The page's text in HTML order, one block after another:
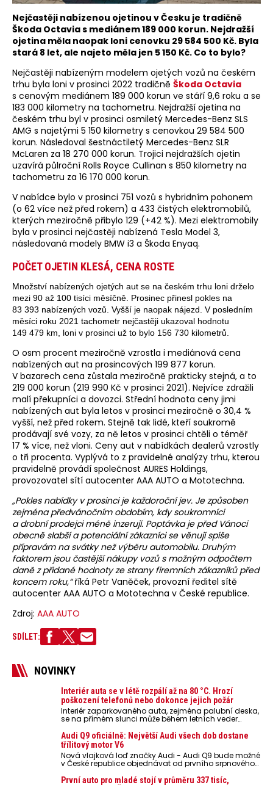
Nejčastěji nabízenou ojetinou v Česku je tradičně
Škoda Octavia s mediánem 189 000 korun. Nejdražší
ojetina měla naopak loni cenovku 29 584 500 Kč. Byla
stará 8 let, ale najeto měla jen 5 150 Kč. Co to bylo?
Nejčastěji nabízeným modelem ojetých vozů na českém
trhu byla loni v prosinci 2022 tradičně Škoda Octavia
s cenovým mediánem 189 000 korun ve stáří 9,6 roku a se
183 000 kilometry na tachometru. Nejdražší ojetina na
českém trhu byl v prosinci osmiletý Mercedes-Benz SLS
AMG s najetými 5 150 kilometry s cenovkou 29 584 500
korun. Následoval šestnáctiletý Mercedes-Benz SLR
McLaren za 18 270 000 korun. Trojici nejdražších ojetin
uzavírá půlroční Rolls Royce Cullinan s 850 kilometry na
tachometru za 16 170 000 korun.
V nabídce bylo v prosinci 751 vozů s hybridním pohonem
(o 62 více než před rokem) a 433 čistých elektromobilů,
kterých meziročně přibylo 129 (+42 %). Mezi elektromobily
byla v prosinci nejčastěji nabízená Tesla Model 3,
následovaná modely BMW i3 a Škoda Enyaq.
POČET OJETIN KLESÁ, CENA ROSTE
Množství nabízených ojetých aut se na českém trhu loni drželo
mezi 90 až 100 tisíci měsíčně. Prosinec přinesl pokles na
83 393 nabízených vozů. Vyšší je naopak nájezd. V posledním
měsíci roku 2021 tachometr nejčastěji ukazoval hodnotu
149 479 km, loni v prosinci už to bylo 156 730 kilometrů.
O osm procent meziročně vzrostla i mediánová cena
nabízených aut na prosincových 199 877 korun.
V bazarech cena zůstala meziročně prakticky stejná, a to
219 000 korun (219 990 Kč v prosinci 2021). Nejvíce zdražili
malí překupníci a dovozci. Střední hodnota ceny jimi
nabízených aut byla letos v prosinci meziročně o 30,4 %
vyšší, než před rokem. Stejně tak lidé, kteří soukromě
prodávají své vozy, za ně letos v prosinci chtěli o téměř
17 % více, než vloni. Ceny aut v nabídkách dealerů vzrostly
o tři procenta. Vyplývá to z pravidelné analýzy trhu, kterou
pravidelně provádí společnost AURES Holdings,
provozovatel sítí autocenter AAA AUTO a Mototechna.
„Pokles nabídky v prosinci je každoroční jev. Je způsoben
zejména předvánočním obdobím, kdy soukromníci
a drobní prodejci méně inzerují. Poptávka je před Vánoci
obecně slabší a potenciální zákazníci se věnují spíše
přípravám na svátky než výběru automobilu. Druhým
faktorem jsou častější nákupy vozů s možným odpočtem
daně z přidané hodnoty ze strany firemních zákazníků před
koncem roku,“říká Petr Vaněček, provozní ředitel sítě
autocenter AAA AUTO a Mototechna v České republice.
Zdroj: AAA AUTO
SDÍLET:
NOVINKY
Interiér auta se v létě rozpálí až na 80 °C. Hrozí
poškození telefonů nebo dokonce jejich požár
Interiér zaparkovaného auta, zejména palubní deska,
se na přímém slunci může během letních veder
nebezpečí pro odložené mobilní telefony, powerbanky
nebo notebooky. Můžou urychlit stárnutí baterií,
poškodit elektroniku a ve výjimečných případech i
zvýšit riziko požáru.
Audi Q9 oficiálně: Největší Audi všech dob dostane
třílitový motor V6
Nová vlajková loď značky Audi - Audi Q9 bude možné
v České republice objednávat od prvního srpnového
První auto pro mladé stojí v průměru 337 tisíc,